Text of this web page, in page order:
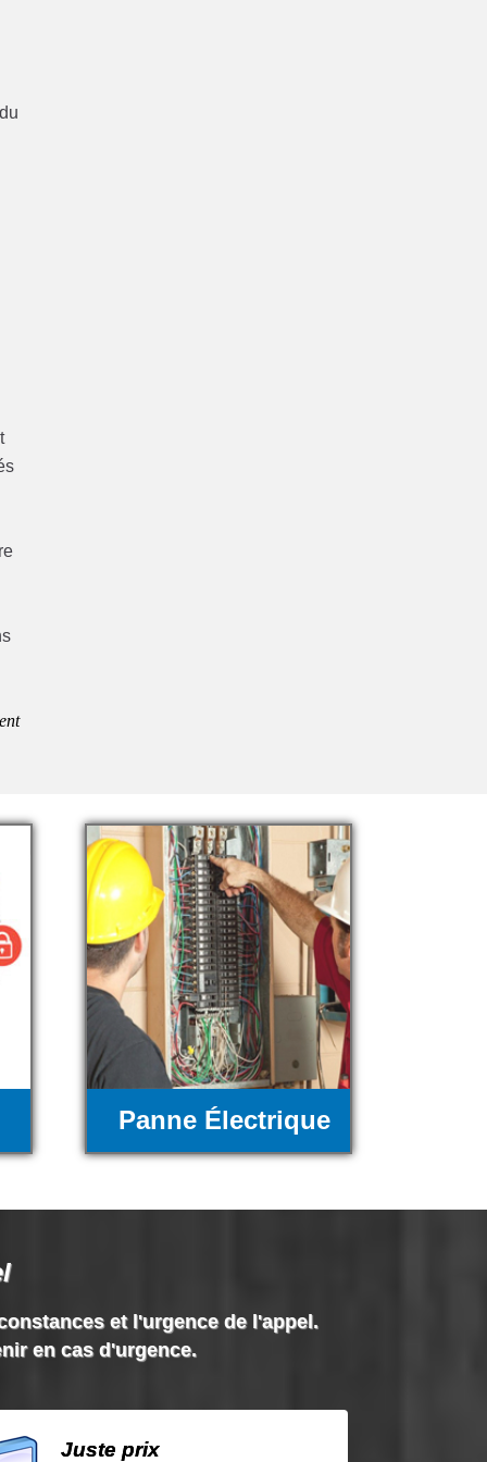
Panne Électrique
et l'urgence de l'appel.
en cas d'urgence.
Juste prix